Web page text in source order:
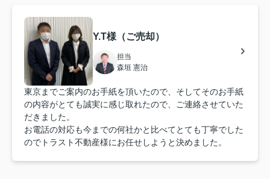
Y.T様（ご売却）
担当
森垣 憲治
東京までご案内のお手紙を頂いたので、そしてそのお手紙
の内容がとても誠実に感じ取れたので、ご連絡させていた
だきました。
お電話の対応も今までの何社かと比べてとても丁寧でした
のでトラスト不動産様にお任せしようと決めました。